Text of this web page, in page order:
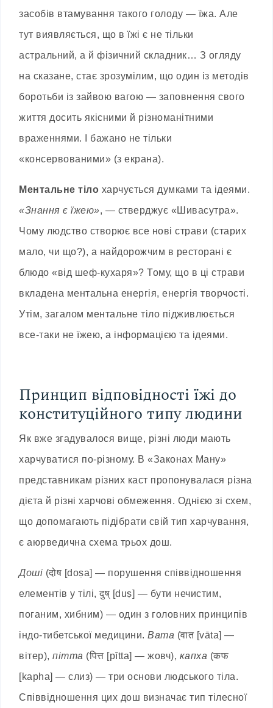
засобів втамування такого голоду — їжа. Але
тут виявляється, що в їжі є не тільки
астральний, а й фізичний складник… З огляду
на сказане, стає зрозумілим, що один із методів
боротьби із зайвою вагою — заповнення свого
життя досить якісними й різноманітними
враженнями. І бажано не тільки
«консервованими» (з екрана).
Ментальне тіло харчується думками та ідеями.
«Знання є їжею», — стверджує «Шивасутра».
Чому людство створює все нові страви (старих
мало, чи що?), а найдорожчим в ресторані є
блюдо «від шеф-кухаря»? Тому, що в ці страви
вкладена ментальна енергія, енергія творчості.
Утім, загалом ментальне тіло підживлюється
все-таки не їжею, а інформацією та ідеями.
Принцип відповідності їжі до
конституційного типу людини
Як вже згадувалося вище, різні люди мають
харчуватися по-різному. В «Законах Ману»
представникам різних каст пропонувалася різна
дієта й різні харчові обмеження. Однією зі схем,
що допомагають підібрати свій тип харчування,
є аюрведична схема трьох дош.
Доші (दोष [doṣa] — порушення співвідношення
елементів у тілі, दुष् [duṣ] — бути нечистим,
поганим, хибним) — один з головних принципів
індо-тибетської медицини. Вата (वात [vāta] —
вітер), пітта (पित्त [pītta] — жовч), капха (कफ
[kapha] — слиз) — три основи людського тіла.
Співвідношення цих дош визначає тип тілесної